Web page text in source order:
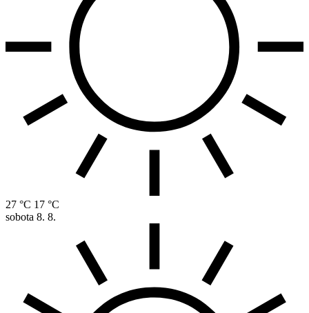
27 °C 17 °C
sobota 8. 8.